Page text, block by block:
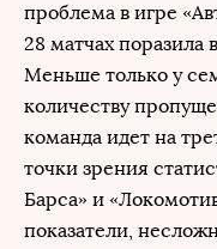
проблема в игре
28 матчах поразила
Меньше только у
количеству
команда идет на
точки зрения
Барса» и
показатели,